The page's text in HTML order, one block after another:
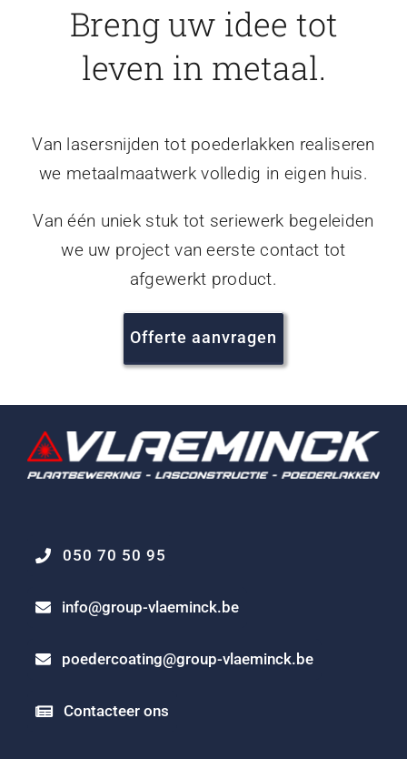
Breng uw idee tot
leven in metaal.
Van lasersnijden tot poederlakken realiseren
we metaalmaatwerk volledig in eigen huis.
Van één uniek stuk tot seriewerk begeleiden
we uw project van eerste contact tot
afgewerkt product.
Offerte aanvragen
050 70 50 95
info@group-vlaeminck.be
poedercoating@group-vlaeminck.be
Contacteer ons